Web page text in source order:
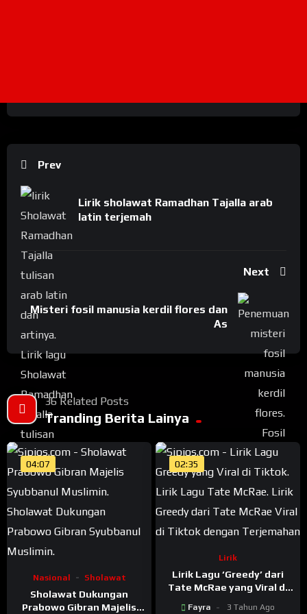
Prev
Lirik sholawat Ramadhan Tajalla arab
latin terjemah
Next
Misteri fosil manusia kerdil flores dan
As
36 Related Posts
Tranding Berita Lainya
04:07
Nasional Sholawat
Sholawat Dukungan
Prabowo Gibran Majelis
02:35
Lirik
Lirik Lagu ‘Greedy’ dari
Tate McRae yang Viral di
Fayra 3 Tahun Ago